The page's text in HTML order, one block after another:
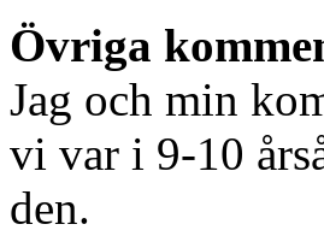
Övriga
Jag och min
vi var i 9-10
den.